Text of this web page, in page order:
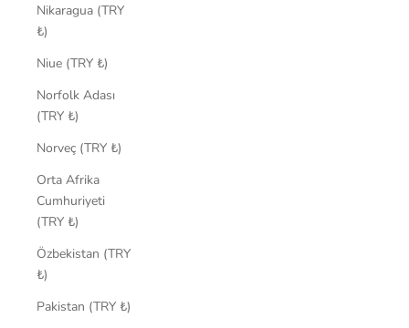
Nikaragua (TRY
₺)
Niue (TRY ₺)
Norfolk Adası
(TRY ₺)
Norveç (TRY ₺)
Orta Afrika
Cumhuriyeti
(TRY ₺)
Özbekistan (TRY
₺)
Pakistan (TRY ₺)